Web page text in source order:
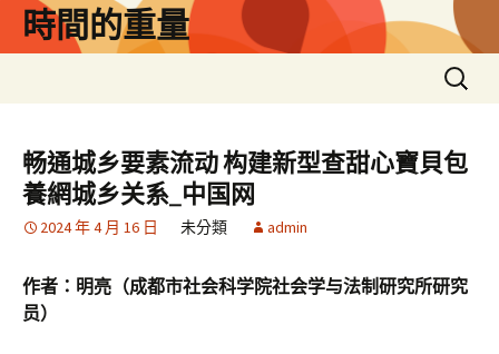
時間的重量
搜
尋
鍵
字:
畅通城乡要素流动 构建新型查甜心寶貝包
養網城乡关系_中国网
2024 年 4 月 16 日 未分類 admin
作者：明亮（成都市社会科学院社会学与法制研究所研究
员）